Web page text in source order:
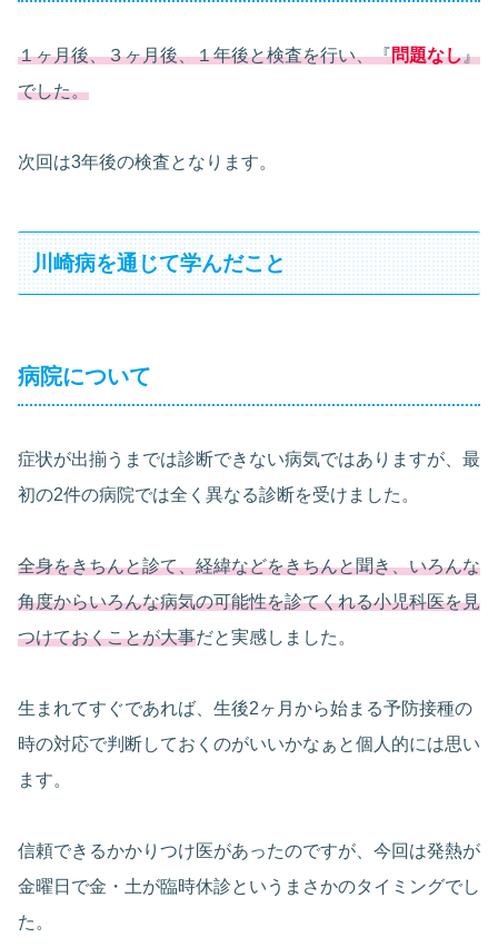
１ヶ月後、３ヶ月後、１年後と検査を行い、『問題なし』
でした。
次回は3年後の検査となります。
川崎病を通じて学んだこと
病院について
症状が出揃うまでは診断できない病気ではありますが、最
初の2件の病院では全く異なる診断を受けました。
全身をきちんと診て、経緯などをきちんと聞き、いろんな
角度からいろんな病気の可能性を診てくれる小児科医を見
つけておくことが大事だと実感しました。
生まれてすぐであれば、生後2ヶ月から始まる予防接種の
時の対応で判断しておくのがいいかなぁと個人的には思い
ます。
信頼できるかかりつけ医があったのですが、今回は発熱が
金曜日で金・土が臨時休診というまさかのタイミングでし
た。